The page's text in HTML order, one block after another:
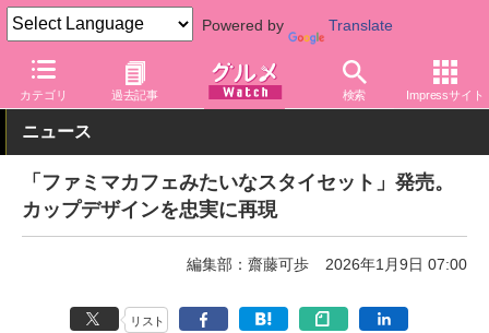
Powered by Translate
カテゴリ 過去記事 検索 Impressサイト
グルメ Watch 店舗 コンビニ ファミリーマート
ニュース
「ファミマカフェみたいなスタイセット」発売。
カップデザインを忠実に再現
編集部：齋藤可歩 2026年1月9日 07:00
リスト